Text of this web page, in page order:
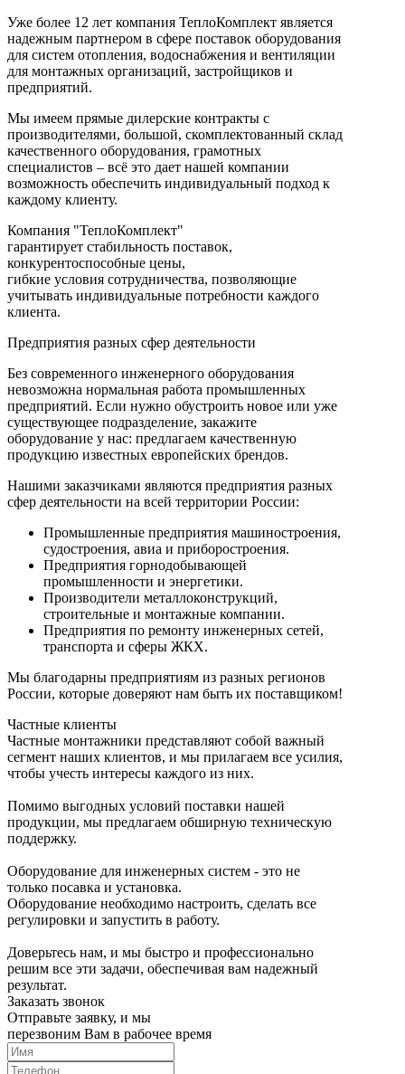
Уже более 12 лет компания ТеплоКомплект является
надежным партнером в сфере поставок оборудования
для систем отопления, водоснабжения и вентиляции
для монтажных организаций, застройщиков и
предприятий.
Мы имеем прямые дилерские контракты с
производителями, большой, скомплектованный склад
качественного оборудования, грамотных
специалистов – всё это дает нашей компании
возможность обеспечить индивидуальный подход к
каждому клиенту.
Компания "ТеплоКомплект"
гарантирует стабильность поставок,
конкурентоспособные цены,
гибкие условия сотрудничества, позволяющие
учитывать индивидуальные потребности каждого
клиента.
Предприятия разных сфер деятельности
Без современного инженерного оборудования
невозможна нормальная работа промышленных
предприятий. Если нужно обустроить новое или уже
существующее подразделение, закажите
оборудование у нас: предлагаем качественную
продукцию известных европейских брендов.
Нашими заказчиками являются предприятия разных
сфер деятельности на всей территории России:
Промышленные предприятия машиностроения,
судостроения, авиа и приборостроения.
Предприятия горнодобывающей
промышленности и энергетики.
Производители металлоконструкций,
строительные и монтажные компании.
Предприятия по ремонту инженерных сетей,
транспорта и сферы ЖКХ.
Мы благодарны предприятиям из разных регионов
России, которые доверяют нам быть их поставщиком!
Частные клиенты
Частные монтажники представляют собой важный
сегмент наших клиентов, и мы прилагаем все усилия,
чтобы учесть интересы каждого из них.
Помимо выгодных условий поставки нашей
продукции, мы предлагаем обширную техническую
поддержку.
Оборудование для инженерных систем - это не
только посавка и установка.
Оборудование необходимо настроить, сделать все
регулировки и запустить в работу.
Доверьтесь нам, и мы быстро и профессионально
решим все эти задачи, обеспечивая вам надежный
результат.
Заказать звонок
Отправьте заявку, и мы
перезвоним Вам в рабочее время